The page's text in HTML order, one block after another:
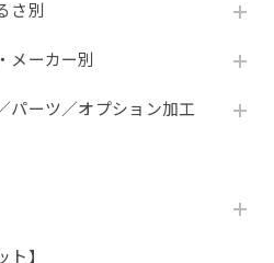
さ別
メーカー別
パーツ／オプション加工
ト】